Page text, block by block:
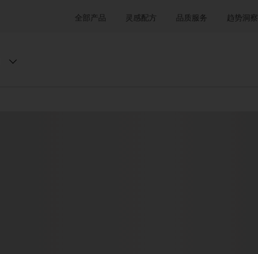
全部产品 灵感配方 品质服务 趋势洞察